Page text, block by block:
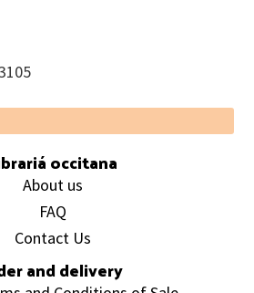
occitana
About us
FAQ
Contact Us
and delivery